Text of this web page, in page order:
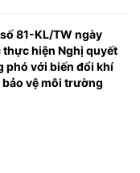
81-KL/TW ngày
hiện Nghị quyết
phó với biến đổi khí
vệ môi trường